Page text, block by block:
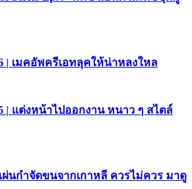
| เมคอัพครีเอทลุคให้น่าหลงใหล
| แต่งหน้าไปออกงาน หนาว ๆ สไตล์
ผ่นกำจัดขนจากเกาหลี ควรไม่ควร มาดู